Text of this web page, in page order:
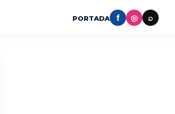
PORTADA f ◎ ⌕